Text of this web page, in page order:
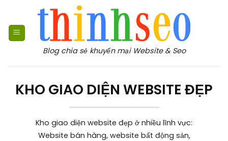
dung
Blog chia sẻ khuyến mại Website & Seo
KHO GIAO DIỆN WEBSITE ĐẸP
Kho giao diện website đẹp ở nhiều lĩnh vực:
Website bán hàng, website bất động sản,